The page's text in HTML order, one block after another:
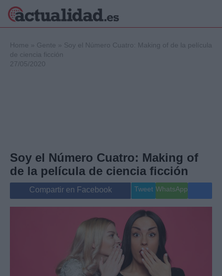
Internacional
Viajes
Gente
Musica
Home » Gente » Soy el Número Cuatro: Making of de la película
de ciencia ficción
27/05/2020
Soy el Número Cuatro: Making of
de la película de ciencia ficción
Compartir en Facebook Tweet WhatsApp